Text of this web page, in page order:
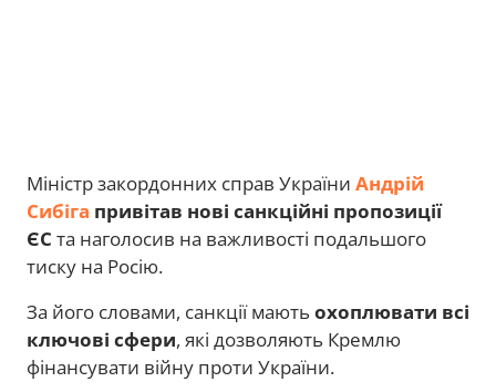
Міністр закордонних справ України Андрій
Сибіга привітав нові санкційні пропозиції
ЄС та наголосив на важливості подальшого
тиску на Росію.
За його словами, санкції мають охоплювати всі
ключові сфери, які дозволяють Кремлю
фінансувати війну проти України.